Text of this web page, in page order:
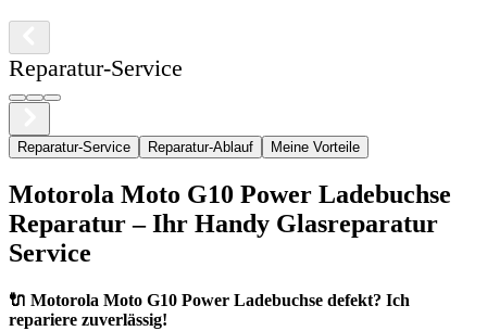
Reparatur-Service
Reparatur-Service Reparatur-Ablauf Meine Vorteile
Motorola Moto G10 Power Ladebuchse
Reparatur – Ihr Handy Glasreparatur
Service
🔌 Motorola Moto G10 Power Ladebuchse defekt? Ich
repariere zuverlässig!